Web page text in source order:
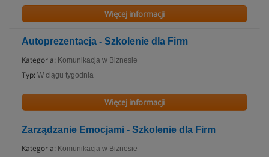
Więcej informacji
Autoprezentacja - Szkolenie dla Firm
Kategoria: Komunikacja w Biznesie
Typ: W ciągu tygodnia
Więcej informacji
Zarządzanie Emocjami - Szkolenie dla Firm
Kategoria: Komunikacja w Biznesie